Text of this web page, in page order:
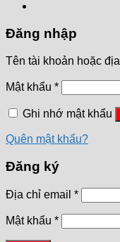
Đăng nhập
Tên tài khoản hoặc
Mật khẩu *
Ghi nhớ mật khẩu
Quên mật khẩu?
Đăng ký
Địa chỉ email *
Mật khẩu *